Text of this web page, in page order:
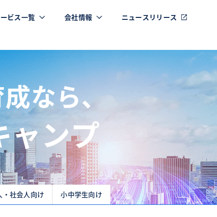
ビス一覧 会社情報 ニュースリリース
なら、
ャンプ
社会人向け 小中学生向け